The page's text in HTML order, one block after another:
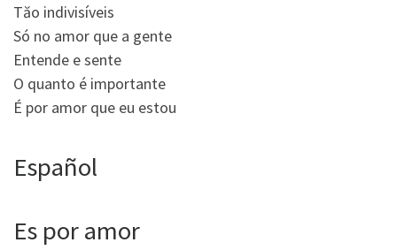
Tăo indivisíveis
Só no amor que a gente
Entende e sente
O quanto é importante
É por amor que eu estou
Español
Es por amor